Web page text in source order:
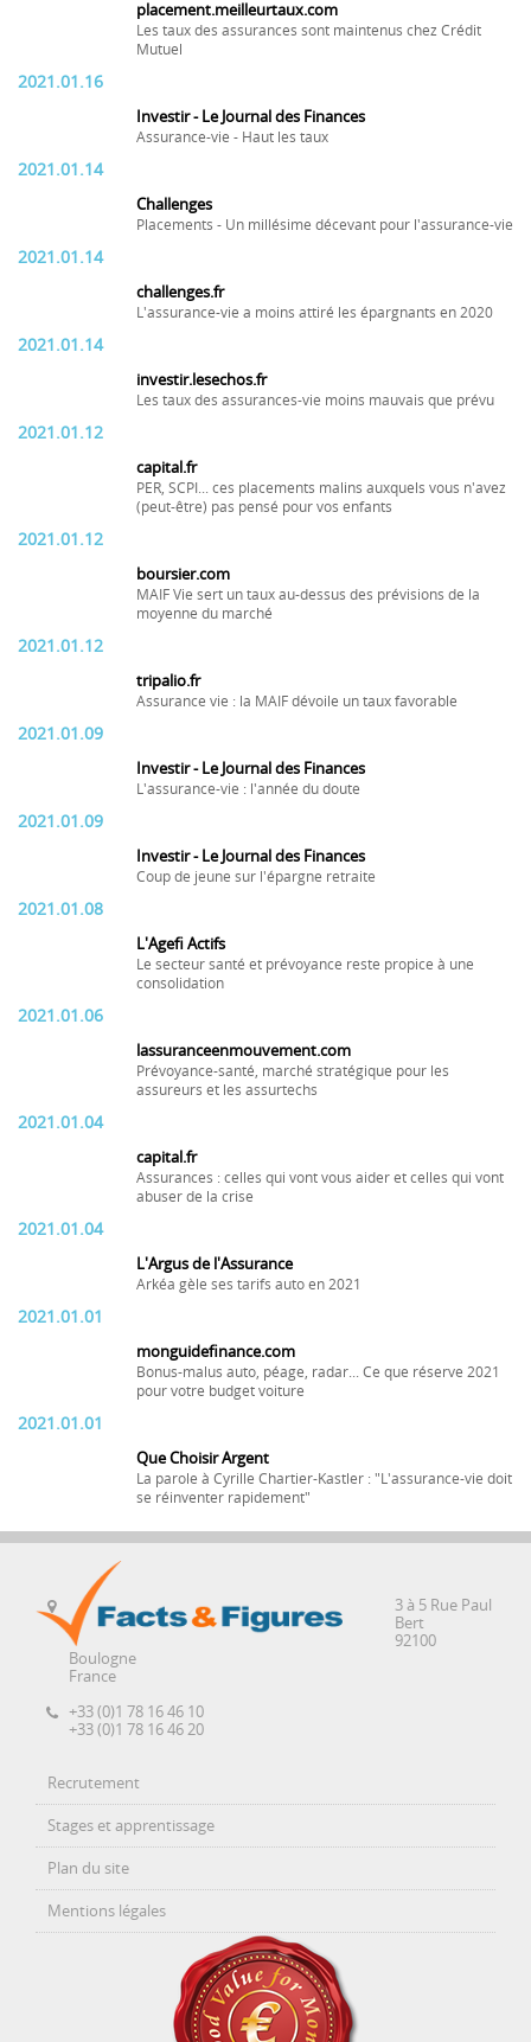
placement.meilleurtaux.com
Les taux des assurances sont maintenus chez Crédit
Mutuel
2021.01.16
Investir - Le Journal des Finances
Assurance-vie - Haut les taux
2021.01.14
Challenges
Placements - Un millésime décevant pour l'assurance-vie
2021.01.14
challenges.fr
L'assurance-vie a moins attiré les épargnants en 2020
2021.01.14
investir.lesechos.fr
Les taux des assurances-vie moins mauvais que prévu
2021.01.12
capital.fr
PER, SCPI... ces placements malins auxquels vous n'avez
(peut-être) pas pensé pour vos enfants
2021.01.12
boursier.com
MAIF Vie sert un taux au-dessus des prévisions de la
moyenne du marché
2021.01.12
tripalio.fr
Assurance vie : la MAIF dévoile un taux favorable
2021.01.09
Investir - Le Journal des Finances
L'assurance-vie : l'année du doute
2021.01.09
Investir - Le Journal des Finances
Coup de jeune sur l'épargne retraite
2021.01.08
L'Agefi Actifs
Le secteur santé et prévoyance reste propice à une
consolidation
2021.01.06
lassuranceenmouvement.com
Prévoyance-santé, marché stratégique pour les
assureurs et les assurtechs
2021.01.04
capital.fr
Assurances : celles qui vont vous aider et celles qui vont
abuser de la crise
2021.01.04
L'Argus de l'Assurance
Arkéa gèle ses tarifs auto en 2021
2021.01.01
monguidefinance.com
Bonus-malus auto, péage, radar... Ce que réserve 2021
pour votre budget voiture
2021.01.01
Que Choisir Argent
La parole à Cyrille Chartier-Kastler : "L'assurance-vie doit
se réinventer rapidement"
3 à 5 Rue Paul
Bert
92100
Boulogne
France
+33 (0)1 78 16 46 10
+33 (0)1 78 16 46 20
Recrutement
Stages et apprentissage
Plan du site
Mentions légales